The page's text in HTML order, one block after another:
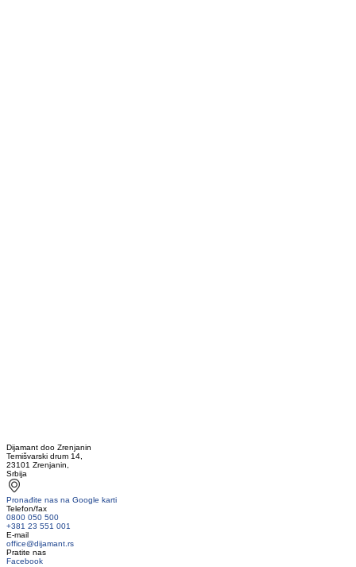
Dijamant doo Zrenjanin
Temišvarski drum 14,
23101 Zrenjanin,
Srbija
Pronađite nas na Google karti
Telefon/fax
0800 050 500
+381 23 551 001
E-mail
office@dijamant.rs
Pratite nas
Facebook